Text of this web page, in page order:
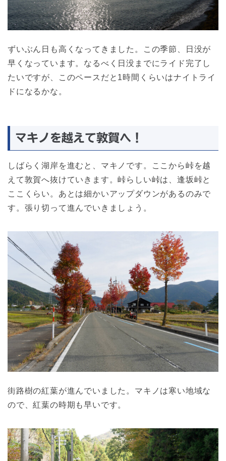
ずいぶん日も高くなってきました。この季節、日没が
早くなっています。なるべく日没までにライド完了し
たいですが、このペースだと1時間くらいはナイトライ
ドになるかな。
マキノを越えて敦賀へ！
しばらく湖岸を進むと、マキノです。ここから峠を越
えて敦賀へ抜けていきます。峠らしい峠は、逢坂峠と
ここくらい。あとは細かいアップダウンがあるのみで
す。張り切って進んでいきましょう。
街路樹の紅葉が進んでいました。マキノは寒い地域な
ので、紅葉の時期も早いです。